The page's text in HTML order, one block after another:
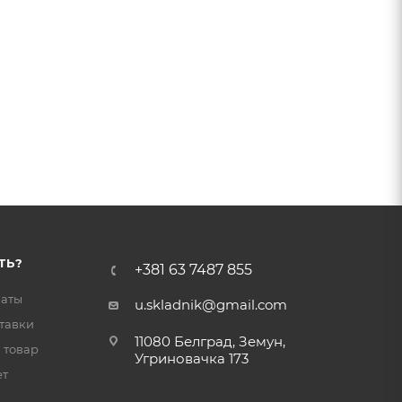
+381 63 7487 855
u.skladnik@gmail.com
11080 Белград, Земун,
Угриновачка 173